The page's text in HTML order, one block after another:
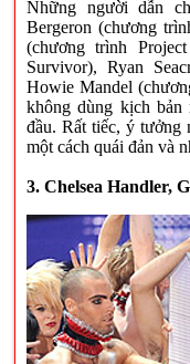
Những người dẫn
Bergeron (chương
(chương trình
Survivor), Ryan
Howie Mandel
không dùng kịch bản
đầu. Rất tiếc, ý tưởng
một cách quái đản và
3. Chelsea Handler,